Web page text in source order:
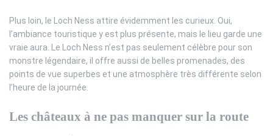
Plus loin, le Loch Ness attire évidemment les curieux. Oui,
l’ambiance touristique y est plus présente, mais le lieu garde une
vraie aura. Le Loch Ness n’est pas seulement célèbre pour son
monstre légendaire, il offre aussi de belles promenades, des
points de vue superbes et une atmosphère très différente selon
l’heure de la journée.
Les châteaux à ne pas manquer sur la route